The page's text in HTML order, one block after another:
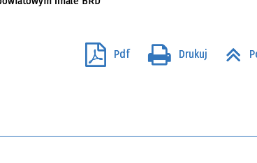
Pdf Drukuj